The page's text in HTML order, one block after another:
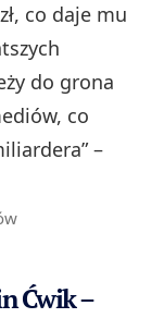
co daje mu
do grona
co
–
Ćwik –